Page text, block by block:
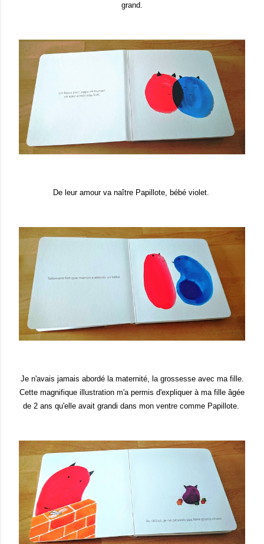
grand.
De leur amour va naître Papillote, bébé violet.
Je n'avais jamais abordé la maternité, la grossesse avec ma fille.
Cette magnifique illustration m'a permis d'expliquer à ma fille âgée
de 2 ans qu'elle avait grandi dans mon ventre comme Papillote.